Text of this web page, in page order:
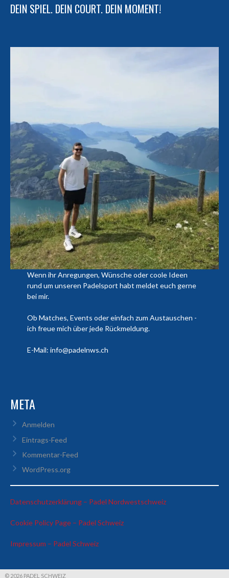
DEIN SPIEL. DEIN COURT. DEIN MOMENT!
Wenn ihr Anregungen, Wünsche oder coole Ideen
rund um unseren Padelsport habt meldet euch gerne
bei mir.
Ob Matches, Events oder einfach zum Austauschen -
ich freue mich über jede Rückmeldung.
E-Mail: info@padelnws.ch
META
Anmelden
Eintrags-Feed
Kommentar-Feed
WordPress.org
Datenschutzerklärung – Padel Nordwestschweiz:
Cookie Policy Page – Padel Schweiz:
Impressum – Padel Schweiz:
© 2026 PADEL SCHWEIZ